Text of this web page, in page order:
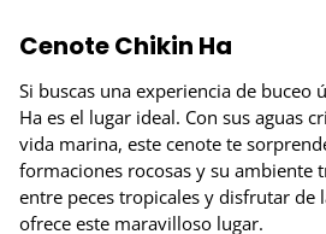
Cenote Chikin Ha
Si buscas una experiencia de buceo
Ha es el lugar ideal. Con sus aguas
vida marina, este cenote te
formaciones rocosas y su ambiente
entre peces tropicales y disfrutar de
ofrece este maravilloso lugar.